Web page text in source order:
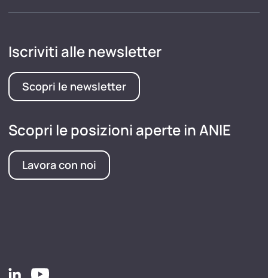
Iscriviti alle newsletter
Scopri le newsletter
Scopri le posizioni aperte in ANIE
Lavora con noi